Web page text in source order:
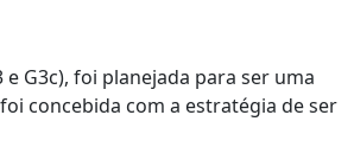
G3c), foi planejada para ser uma
concebida com a estratégia de ser